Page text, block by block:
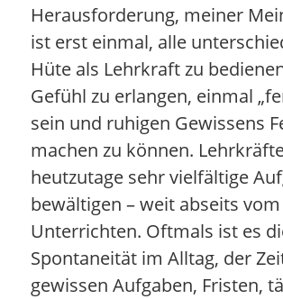
Herausforderung, meiner
ist erst einmal, alle
Hüte als Lehrkraft zu
Gefühl zu erlangen, einmal
sein und ruhigen Gewissens
machen zu können.
heutzutage sehr vielfältige
bewältigen – weit abseits vom
Unterrichten. Oftmals ist es
Spontaneität im Alltag, der
gewissen Aufgaben, Fristen,